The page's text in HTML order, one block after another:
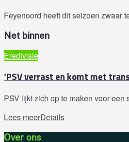
Feyenoord heeft dit seizoen zwaar
Net binnen
Eredivisie
‘PSV verrast en komt met
PSV lijkt zich op te maken voor
Lees meerDetails
Over ons